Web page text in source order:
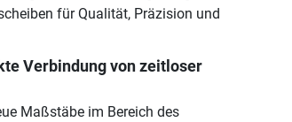
für Qualität, Präzision und
Verbindung von zeitloser
Maßstäbe im Bereich des